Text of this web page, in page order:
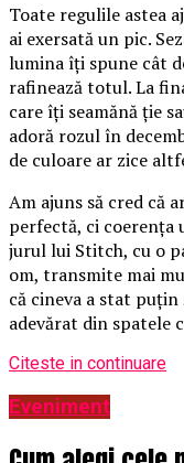
Toate regulile astea
ai exersată un pic.
lumina îți spune cât
rafinează totul. La
care îți seamănă ție
adoră rozul în
de culoare ar zice
Am ajuns să cred că
perfectă, ci
jurul lui Stitch, cu o
om, transmite mai
că cineva a stat
adevărat din spatele
Citeste in continuare
Eveniment